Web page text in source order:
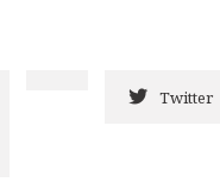
Twitter